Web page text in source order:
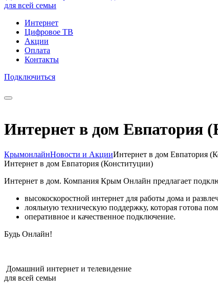
для всей семьи
Интернет
Цифровое ТВ
Акции
Оплата
Контакты
Подключиться
Интернет в дом Евпатория
КрымонлайнНовости и АкцииИнтернет в дом Евпатория
Интернет в дом Евпатория (Конституции)
Интернет в дом. Компания Крым Онлайн предлагает
высокоскоростной интернет для работы дома и
лояльную техническую поддержку, которая готова
оперативное и качественное подключение.
Будь Онлайн!
Домашний интернет и телевидение
для всей семьи